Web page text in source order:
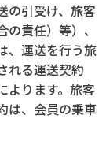
の引受け、旅客
責任）等）、
、運送を行う旅
れる運送契約
よります。旅客
は、会員の乗車